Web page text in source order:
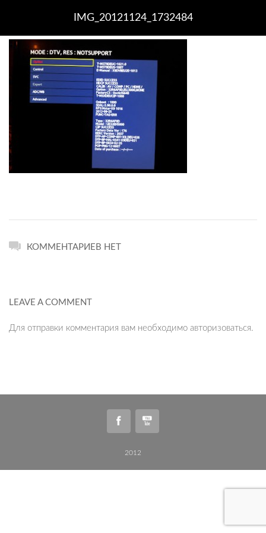
IMG_20121124_1732484
КОММЕНТАРИЕВ НЕТ
LEAVE A COMMENT
Для отправки комментария вам необходимо авторизоваться.
2012